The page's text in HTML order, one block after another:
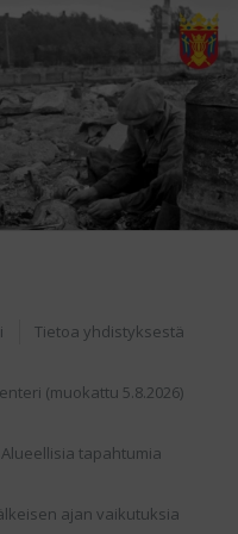
Tietoa yhdistyksestä
(muokattu 5.8.2026)
Alueellisia tapahtumia
ajan vaikutuksia